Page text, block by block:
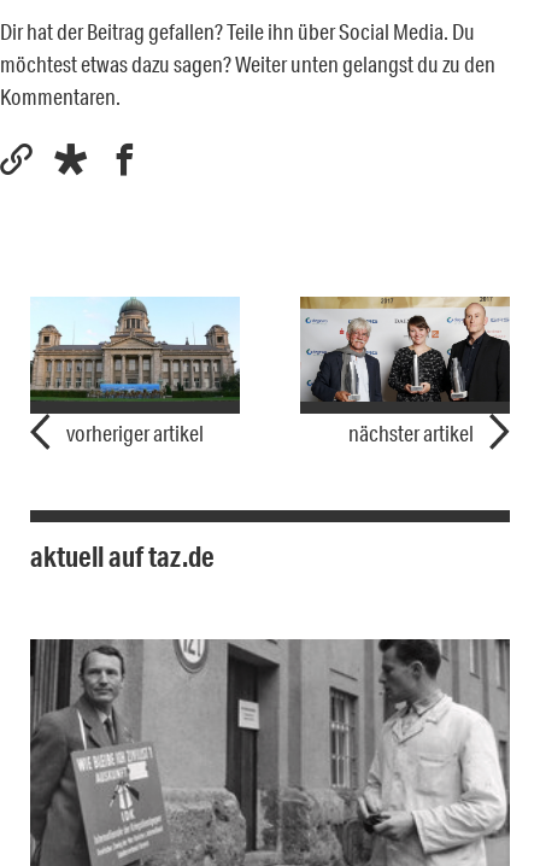
Dir hat der Beitrag gefallen? Teile ihn über Social Media. Du
möchtest etwas dazu sagen? Weiter unten gelangst du zu den
Kommentaren.
vorheriger artikel nächster artikel
aktuell auf taz.de